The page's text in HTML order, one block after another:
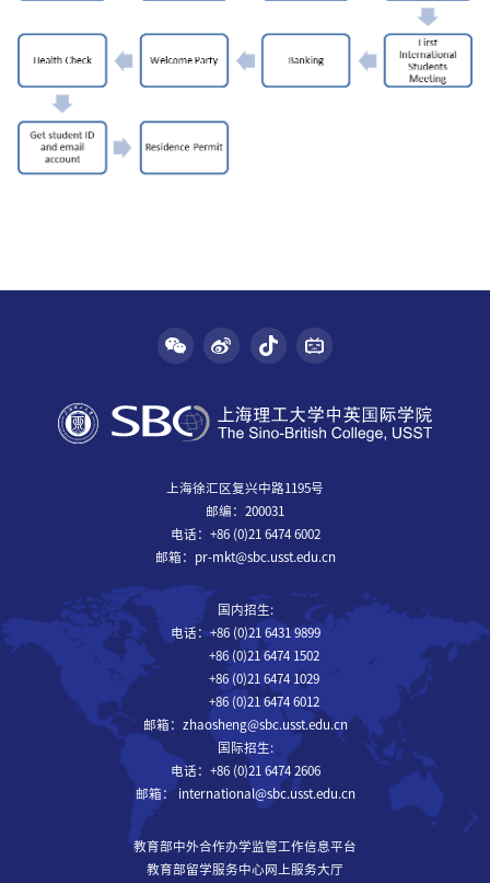
上海徐汇区复兴中路1195号
邮编：200031
电话：+86 (0)21 6474 6002
邮箱：pr-mkt@sbc.usst.edu.cn
国内招生:
电话：+86 (0)21 6431 9899
+86 (0)21 6474 1502
+86 (0)21 6474 1029
+86 (0)21 6474 6012
邮箱：zhaosheng@sbc.usst.edu.cn
国际招生:
电话：+86 (0)21 6474 2606
邮箱： international@sbc.usst.edu.cn
教育部中外合作办学监管工作信息平台
教育部留学服务中心网上服务大厅